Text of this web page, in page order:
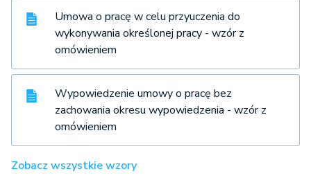
Umowa o pracę w celu przyuczenia do
wykonywania określonej pracy - wzór z
omówieniem
Wypowiedzenie umowy o pracę bez
zachowania okresu wypowiedzenia - wzór z
omówieniem
Zobacz wszystkie wzory